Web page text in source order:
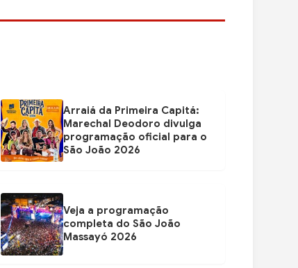
Arraiá da Primeira Capitá:
Marechal Deodoro divulga
programação oficial para o
São João 2026
Veja a programação
completa do São João
Massayó 2026